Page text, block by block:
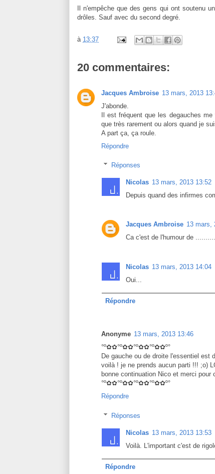
Il n'empêche que des gens qui ont soutenu
drôles. Sauf avec du second degré.
à 13:37
20 commentaires:
Jacques Ambroise 13 mars, 2013
J'abonde.
Il est fréquent que les degauches
que très rarement ou alors quand je
A part ça, ça roule.
Répondre
Réponses
Nicolas 13 mars, 2013 13:52
Depuis quand des infirmes
Jacques Ambroise 13 mars,
Ca c'est de l'humour de
Nicolas 13 mars, 2013 14:04
Oui...
Répondre
Anonyme 13 mars, 2013 13:46
°º✿✿°º✿✿°º✿✿°º✿✿º°
De gauche ou de droite l'essentiel est
voilà ! je ne prends aucun parti !!! ;o)
bonne continuation Nico et merci pour
°º✿✿°º✿✿°º✿✿°º✿✿º°
Répondre
Réponses
Nicolas 13 mars, 2013 13:53
Voilà. L'important c'est de
Répondre